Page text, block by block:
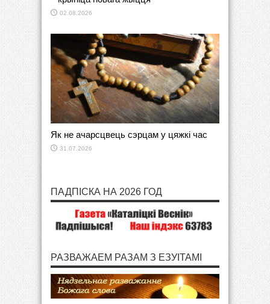
02.08.2026
Як не ачарсцвець сэрцам у цяжкі час
31.07.2026
ПАДПІСКА НА 2026 ГОД
РАЗВАЖАЕМ РАЗАМ З ЕЗУІТАМІ